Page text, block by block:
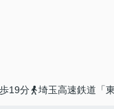
19分
埼玉高速鉄道「